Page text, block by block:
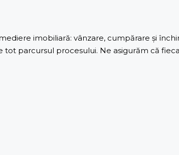
imobiliară: vânzare, cumpărare și
parcursul procesului. Ne asigurăm că